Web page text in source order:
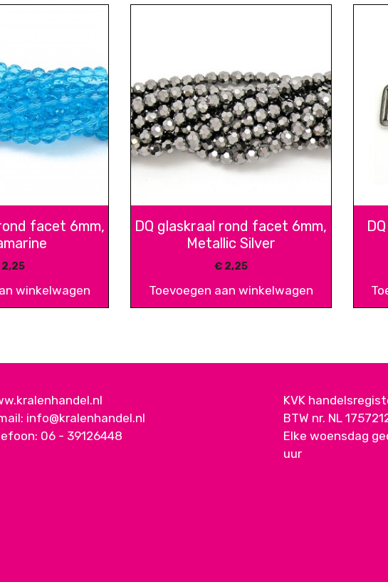
facet 6mm,
2,25
winkelwagen
DQ glaskraal rond facet 6mm,
Metallic Silver
€2,25
Toevoegen aan winkelwagen
info@kralenhandel.nl
06 - 39126448
KVK
BTW nr. NL
Elke woensdag
uur